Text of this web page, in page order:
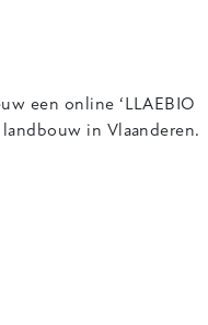
een online ‘LLAEBIO
in Vlaanderen.